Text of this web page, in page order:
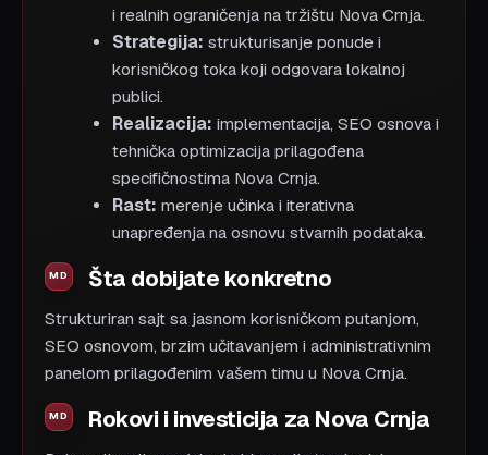
i realnih ograničenja na tržištu Nova Crnja.
Strategija: strukturisanje ponude i
korisničkog toka koji odgovara lokalnoj
publici.
Realizacija: implementacija, SEO osnova i
tehnička optimizacija prilagođena
specifičnostima Nova Crnja.
Rast: merenje učinka i iterativna
unapređenja na osnovu stvarnih podataka.
Šta dobijate konkretno
Strukturiran sajt sa jasnom korisničkom putanjom,
SEO osnovom, brzim učitavanjem i administrativnim
panelom prilagođenim vašem timu u Nova Crnja.
Rokovi i investicija za Nova Crnja